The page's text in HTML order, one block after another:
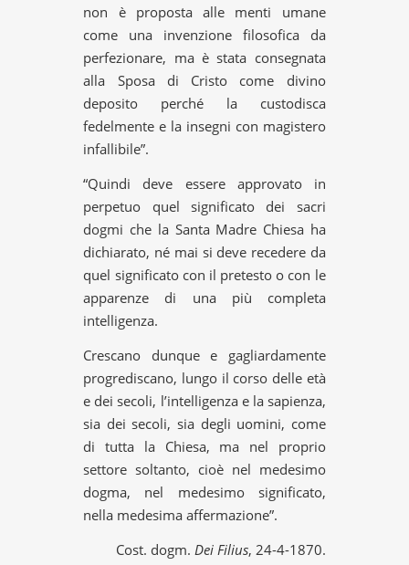
non è proposta alle menti umane
come una invenzione filosofica da
perfezionare, ma è stata consegnata
alla Sposa di Cristo come divino
deposito perché la custodisca
fedelmente e la insegni con magistero
infallibile”.
“Quindi deve essere approvato in
perpetuo quel significato dei sacri
dogmi che la Santa Madre Chiesa ha
dichiarato, né mai si deve recedere da
quel significato con il pretesto o con le
apparenze di una più completa
intelligenza.
Crescano dunque e gagliardamente
progrediscano, lungo il corso delle età
e dei secoli, l’intelligenza e la sapienza,
sia dei secoli, sia degli uomini, come
di tutta la Chiesa, ma nel proprio
settore soltanto, cioè nel medesimo
dogma, nel medesimo significato,
nella medesima affermazione”.
Cost. dogm. Dei Filius, 24-4-1870.